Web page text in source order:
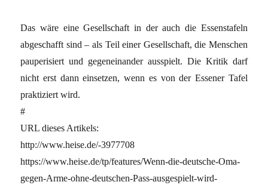
Das wäre eine Gesellschaft in der auch die Essenstafeln
abgeschafft sind – als Teil einer Gesellschaft, die Menschen
pauperisiert und gegeneinander ausspielt. Die Kritik darf
nicht erst dann einsetzen, wenn es von der Essener Tafel
praktiziert wird.
#
URL dieses Artikels:
http://www.heise.de/-3977708
https://www.heise.de/tp/features/Wenn-die-deutsche-Oma-
gegen-Arme-ohne-deutschen-Pass-ausgespielt-wird-